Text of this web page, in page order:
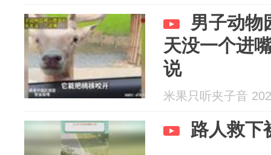
男子动物
天没一个进
说
米果只听夹子音
路人救下